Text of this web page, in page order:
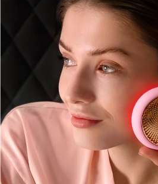
NOUVEAU
FAQ™ Pure Beauty-Tech
BREAKING NEWS
issa™ Teeth Whitening Set
Langue
Deutsch
Français
Italiano
Polski
Svenska
Türkçe
简体中文